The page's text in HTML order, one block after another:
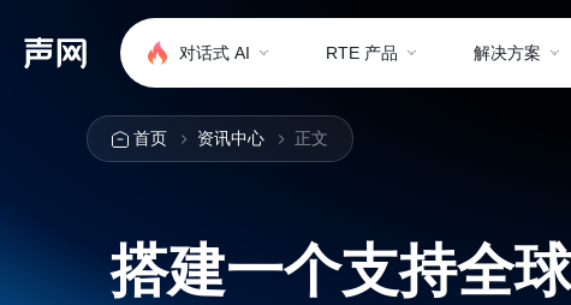
对话式 AI RTE 产品 解决方案
首页 资讯中心 正文
搭建一个支持全